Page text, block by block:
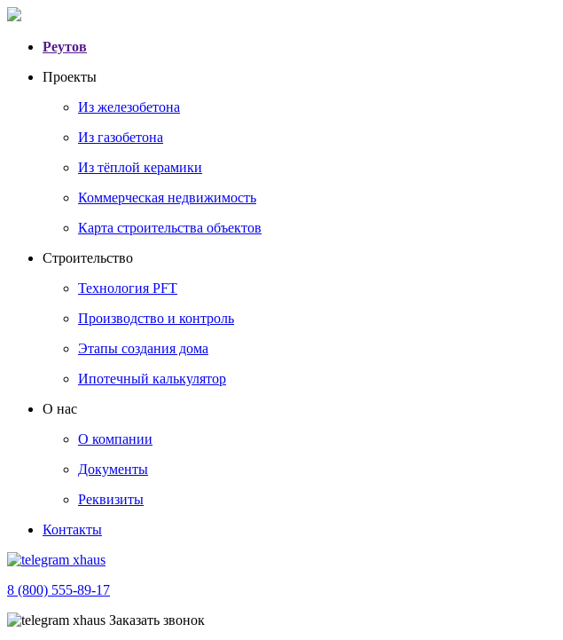
Реутов
Проекты
Из железобетона
Из газобетона
Из тёплой керамики
Коммерческая недвижимость
Карта строительства объектов
Строительство
Технология PFT
Производство и контроль
Этапы создания дома
Ипотечный калькулятор
О нас
О компании
Документы
Реквизиты
Контакты
8 (800) 555-89-17
Заказать звонок